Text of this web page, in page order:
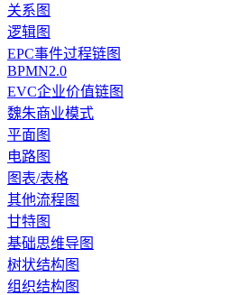
关系图
逻辑图
EPC事件过程链图
BPMN2.0
EVC企业价值链图
魏朱商业模式
平面图
电路图
图表/表格
其他流程图
甘特图
基础思维导图
树状结构图
组织结构图